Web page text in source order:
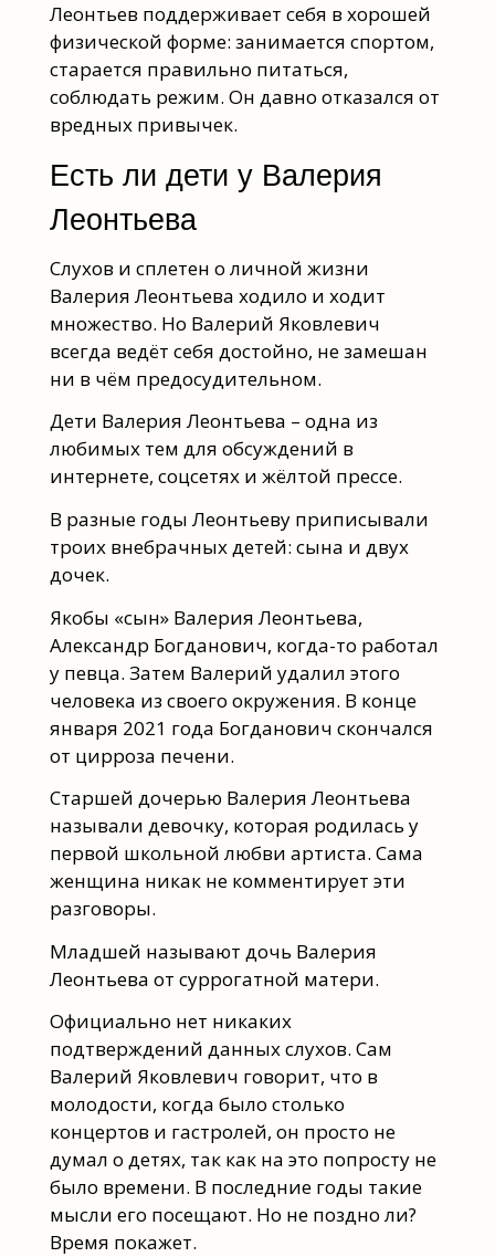
Леонтьев поддерживает себя в хорошей
физической форме: занимается спортом,
старается правильно питаться,
соблюдать режим. Он давно отказался от
вредных привычек.
Есть ли дети у Валерия
Леонтьева
Слухов и сплетен о личной жизни
Валерия Леонтьева ходило и ходит
множество. Но Валерий Яковлевич
всегда ведёт себя достойно, не замешан
ни в чём предосудительном.
Дети Валерия Леонтьева – одна из
любимых тем для обсуждений в
интернете, соцсетях и жёлтой прессе.
В разные годы Леонтьеву приписывали
троих внебрачных детей: сына и двух
дочек.
Якобы «сын» Валерия Леонтьева,
Александр Богданович, когда-то работал
у певца. Затем Валерий удалил этого
человека из своего окружения. В конце
января 2021 года Богданович скончался
от цирроза печени.
Старшей дочерью Валерия Леонтьева
называли девочку, которая родилась у
первой школьной любви артиста. Сама
женщина никак не комментирует эти
разговоры.
Младшей называют дочь Валерия
Леонтьева от суррогатной матери.
Официально нет никаких
подтверждений данных слухов. Сам
Валерий Яковлевич говорит, что в
молодости, когда было столько
концертов и гастролей, он просто не
думал о детях, так как на это попросту не
было времени. В последние годы такие
мысли его посещают. Но не поздно ли?
Время покажет.